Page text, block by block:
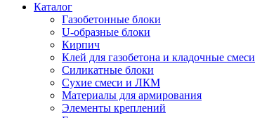
Каталог
Газобетонные блоки
U-образные блоки
Кирпич
Клей для газобетона и кладочные смеси
Силикатные блоки
Сухие смеси и ЛКМ
Материалы для армирования
Элементы креплений